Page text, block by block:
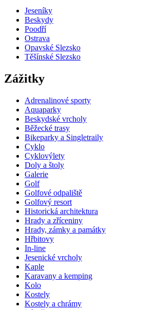
Jeseníky
Beskydy
Poodří
Ostrava
Opavské Slezsko
Těšínské Slezsko
Zážitky
Adrenalinové sporty
Aquaparky
Beskydské vrcholy
Běžecké trasy
Bikeparky a Singletraily
Cyklo
Cyklovýlety
Doly a štoly
Galerie
Golf
Golfové odpaliště
Golfový resort
Historická architektura
Hrady a zříceniny
Hrady, zámky a památky
Hřbitovy
In-line
Jesenické vrcholy
Kaple
Karavany a kemping
Kolo
Kostely
Kostely a chrámy